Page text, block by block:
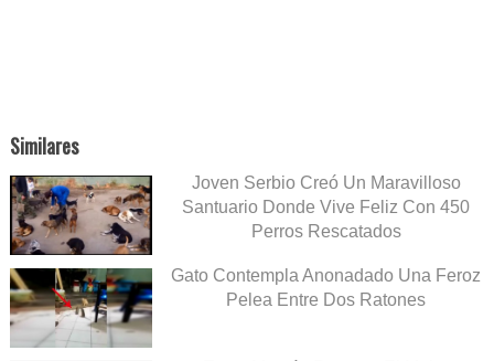
Similares
Joven Serbio Creó Un Maravilloso
Santuario Donde Vive Feliz Con 450
Perros Rescatados
Gato Contempla Anonadado Una Feroz
Pelea Entre Dos Ratones